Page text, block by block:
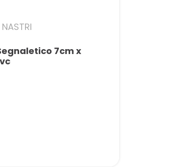
7cm x